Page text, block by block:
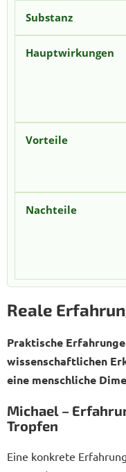
Reale
Praktische
wissenschaftlichen
eine menschliche
Michael –
Tropfen
Eine konkrete